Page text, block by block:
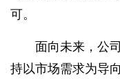
可。
面向未来，公
持以市场需求为导